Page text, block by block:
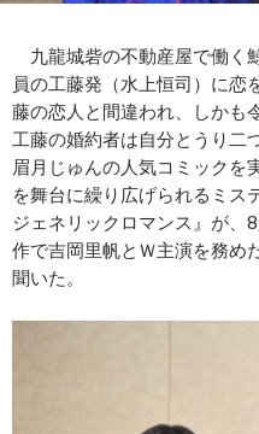
九龍城砦の不動産屋で働く
員の工藤発（水上恒司）に恋
藤の恋人と間違われ、しかも
工藤の婚約者は自分とうり二
眉月じゅんの人気コミックを
を舞台に繰り広げられるミス
ジェネリックロマンス』が、
作で吉岡里帆とＷ主演を務め
聞いた。